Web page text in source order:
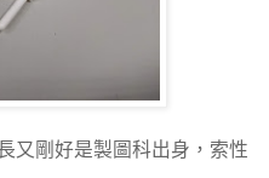
又剛好是製圖科出身，索性